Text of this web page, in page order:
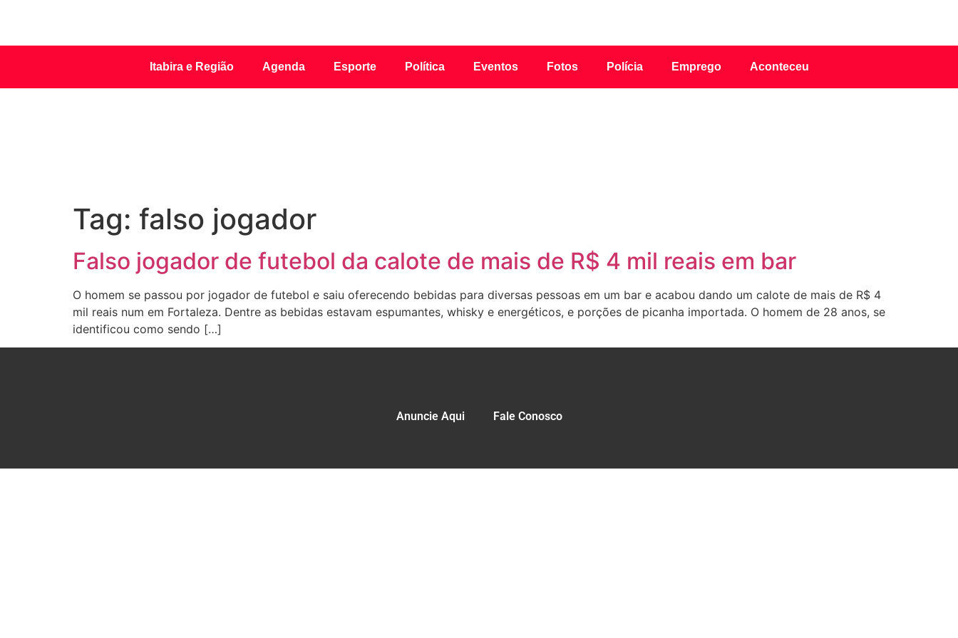
Itabira e Região Agenda Esporte Política Eventos Fotos Polícia Emprego Aconteceu
Tag: falso jogador
Falso jogador de futebol da calote de mais de R$ 4 mil reais em bar
O homem se passou por jogador de futebol e saiu oferecendo bebidas para diversas pessoas em um bar e acabou dando um calote de mais de R$ 4
mil reais num em Fortaleza. Dentre as bebidas estavam espumantes, whisky e energéticos, e porções de picanha importada. O homem de 28 anos, se
identificou como sendo […]
Anuncie Aqui Fale Conosco